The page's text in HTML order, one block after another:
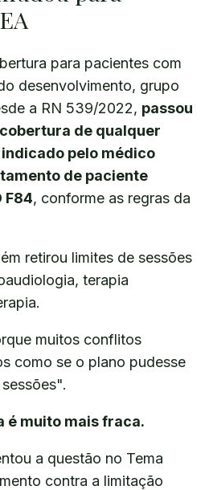
para pacientes com
desenvolvimento, grupo
a RN 539/2022, passou
de qualquer
pelo médico
de paciente
F84, conforme as regras da
retirou limites de sessões
terapia
muitos conflitos
como se o plano pudesse
é muito mais fraca.
a questão no Tema
contra a limitação